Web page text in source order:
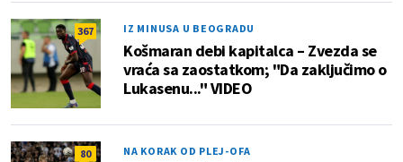
367 IZ MINUSA U BEOGRADU
Košmaran debi kapitalca – Zvezda se
vraća sa zaostatkom; "Da zaključimo o
Lukasenu..." VIDEO
80 NA KORAK OD PLEJ-OFA